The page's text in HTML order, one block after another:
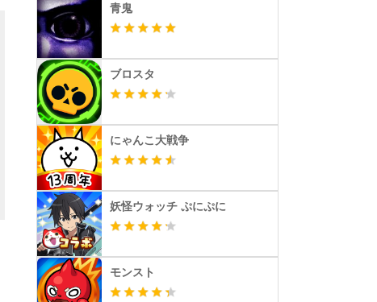
青鬼
ブロスタ
にゃんこ大戦争
妖怪ウォッチ ぷにぷに
モンスト